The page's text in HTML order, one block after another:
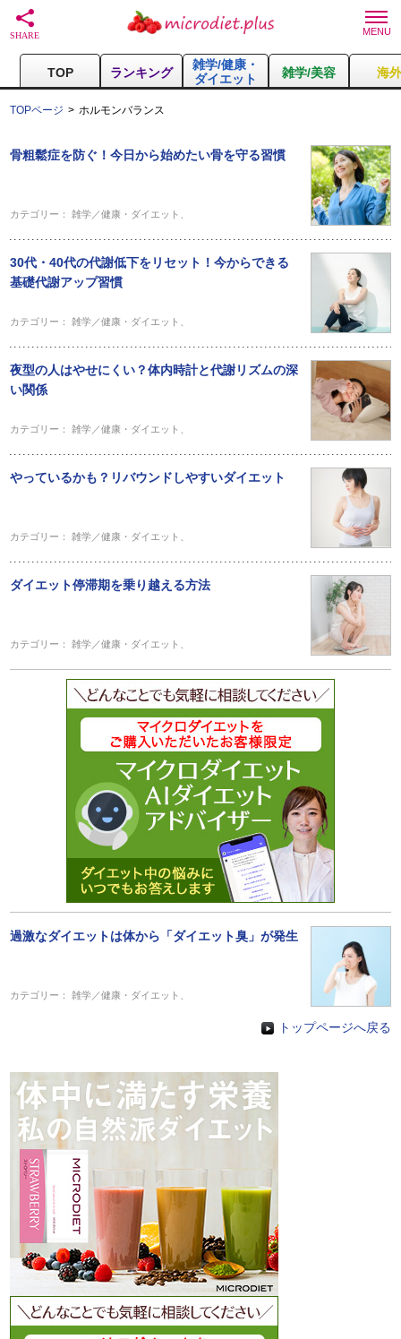
TOP ランキング
雑学/健康・
ダイエット
雑学/美容 海
TOPページ ホルモンバランス
骨粗鬆症を防ぐ！今日から始めたい骨を守る習慣
カテゴリー：雑学／健康・ダイエット
30代・40代の代謝低下をリセット！今からできる
基礎代謝アップ習慣
カテゴリー：雑学／健康・ダイエット
夜型の人はやせにくい？体内時計と代謝リズムの深
い関係
カテゴリー：雑学／健康・ダイエット
やっているかも？リバウンドしやすいダイエット
カテゴリー：雑学／健康・ダイエット
ダイエット停滞期を乗り越える方法
カテゴリー：雑学／健康・ダイエット
過激なダイエットは体から「ダイエット臭」が発生
カテゴリー：雑学／健康・ダイエット
トップページへ戻る